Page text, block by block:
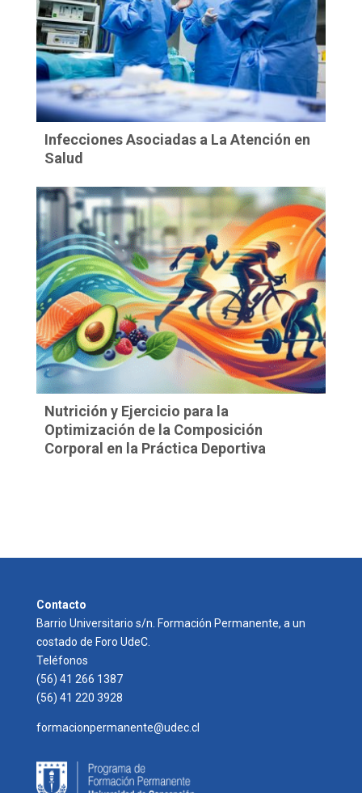
Infecciones Asociadas a La Atención en
Salud
Nutrición y Ejercicio para la
Optimización de la Composición
Corporal en la Práctica Deportiva
Contacto
Barrio Universitario s/n. Formación Permanente, a un
costado de Foro UdeC.
Teléfonos
(56) 41 266 1387
(56) 41 220 3928
formacionpermanente@udec.cl